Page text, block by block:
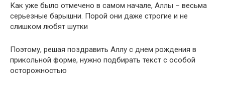
Как уже было отмечено в самом начале, Аллы – весьма
серьезные барышни. Порой они даже строгие и не
слишком любят шутки
Поэтому, решая поздравить Аллу с днем рождения в
прикольной форме, нужно подбирать текст с особой
осторожностью